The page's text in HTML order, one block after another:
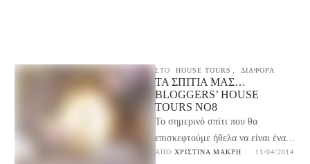
ΣΤΟ HOUSE TOURS ΔΙΑΦΟΡΑ
ΤΑ ΣΠΊΤΙΑ ΜΑΣ…
BLOGGERS’ HOUSE
TOURS NO8
Το σημερινό σπίτι που θα
επισκεφτούμε ήθελα να είναι ένα
ζωντανό παράδειγμα της
ΑΠΌ ΧΡΙΣΤΊΝΑ ΜΑΚΡΉ 11/04/2014